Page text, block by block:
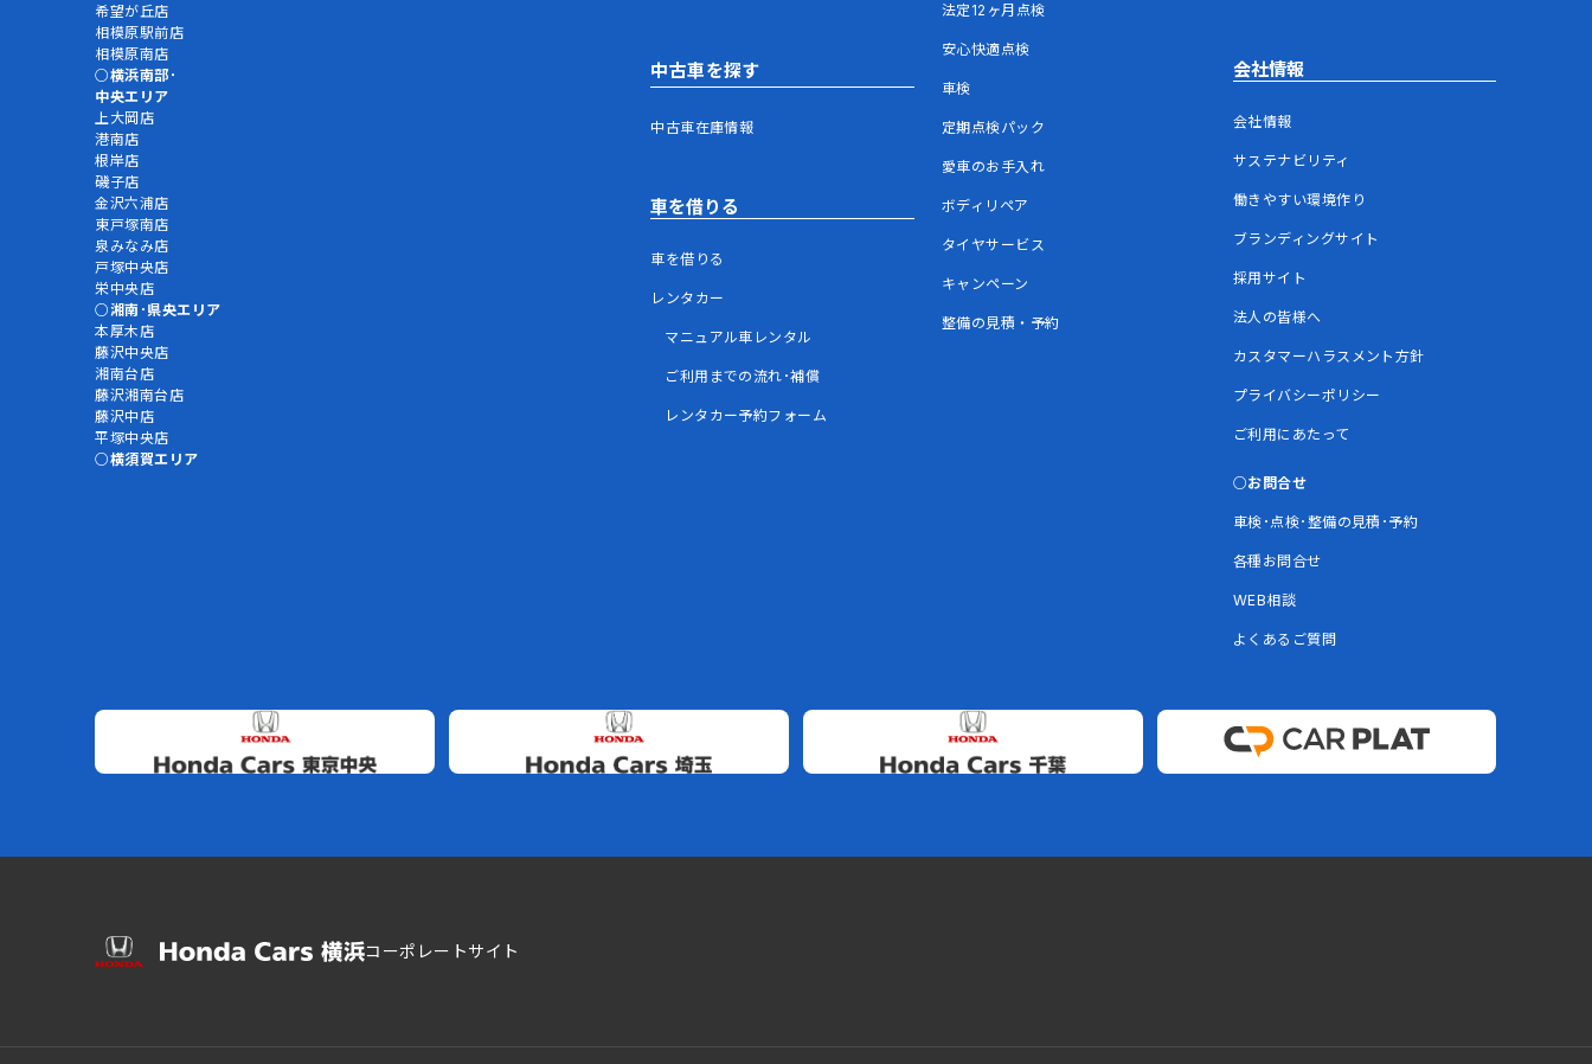
希望が丘店
相模原駅前店
相模原南店
横浜南部･
中央エリア
上大岡店
港南店
根岸店
磯子店
金沢六浦店
東戸塚南店
泉みなみ店
戸塚中央店
栄中央店
湘南･県央エリア
本厚木店
藤沢中央店
湘南台店
藤沢湘南台店
藤沢中店
平塚中央店
横須賀エリア
中古車を探す
中古車在庫情報
車を借りる
車を借りる
レンタカー
マニュアル車レンタル
ご利用までの流れ･補償
レンタカー予約フォーム
法定12ヶ月点検
安心快適点検
車検
定期点検パック
愛車のお手入れ
ボディリペア
タイヤサービス
キャンペーン
整備の見積・予約
会社情報
会社情報
サステナビリティ
働きやすい環境作り
ブランディングサイト
採用サイト
法人の皆様へ
カスタマーハラスメント方針
プライバシーポリシー
ご利用にあたって
お問合せ
車検･点検･整備の見積･予約
各種お問合せ
WEB相談
よくあるご質問
コーポレートサイト